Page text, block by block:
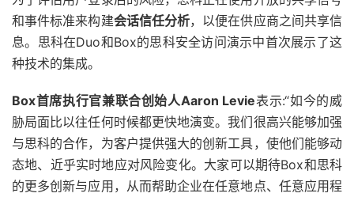
和事件标准来构建会话信任分析，以便在供应商之间共享信
息。思科在Duo和Box的思科安全访问演示中首次展示了这
种技术的集成。
Box首席执行官兼联合创始人Aaron Levie表示:“如今的威
胁局面比以往任何时候都更快地演变。我们很高兴能够加强
与思科的合作，为客户提供强大的创新工具，使他们能够动
态地、近乎实时地应对风险变化。大家可以期待Box和思科
的更多创新与应用，从而帮助企业在任意地点、任意应用程